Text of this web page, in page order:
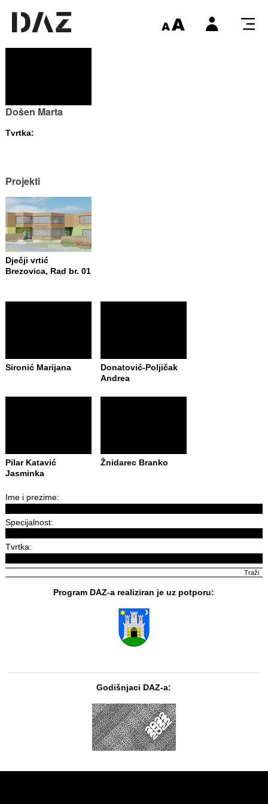
Došen Marta
Tvrtka:
Projekti
Dječji vrtić
Brezovica, Rad br. 01
Sironić Marijana
Donatović-Poljičak
Andrea
Pilar Katavić
Jasminka
Žnidarec Branko
Ime i prezime:
Specijalnost:
Tvrtka:
Program DAZ-a realiziran je uz potporu:
Godišnjaci DAZ-a: